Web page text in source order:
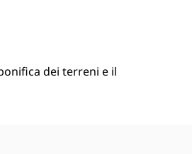
dei terreni e il